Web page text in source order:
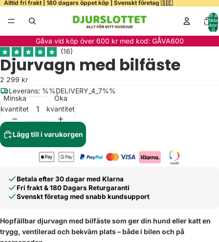
Alltid fri frakt | 180 dagars öppet köp | Svenskt företag 🇸🇪
Totalt
0
Gåva vid köp över 600 kr med kod: GÅVA600
Djurvagn med bilfäste
2 299 kr
Leverans: %%DELIVERY_4_7%%
Minska
kvantitet
Öka
kvantitet
Lägg till i varukorgen
Betala efter 30 dagar med Klarna
Fri frakt & 180 Dagars Returgaranti
Svenskt företag med snabb kundsupport
Hopfällbar djurvagn med bilfäste som ger din hund eller katt en
trygg, ventilerad och bekväm plats – både i bilen och på